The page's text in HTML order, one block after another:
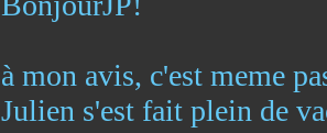
à mon avis, c'est meme
Julien s'est fait plein de